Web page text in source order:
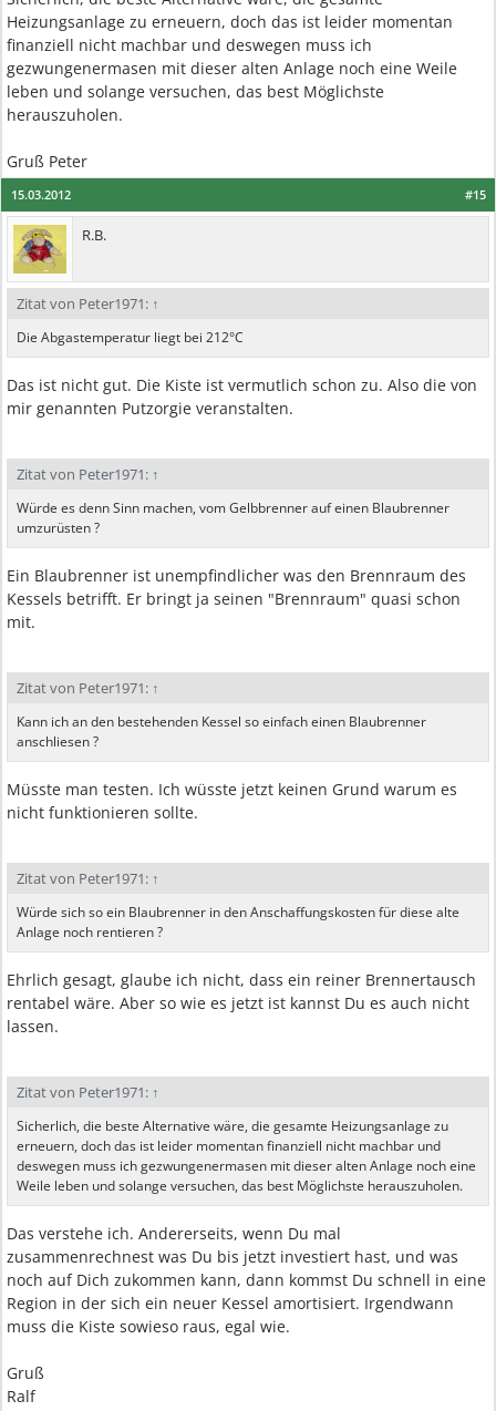
Heizungsanlage zu erneuern, doch das ist leider momentan
finanziell nicht machbar und deswegen muss ich
gezwungenermasen mit dieser alten Anlage noch eine Weile
leben und solange versuchen, das best Möglichste
herauszuholen.
Gruß Peter
#15
15.03.2012
R.B.
Zitat von Peter1971: ↑
Die Abgastemperatur liegt bei 212°C
Das ist nicht gut. Die Kiste ist vermutlich schon zu. Also die von
mir genannten Putzorgie veranstalten.
Zitat von Peter1971: ↑
Würde es denn Sinn machen, vom Gelbbrenner auf einen Blaubrenner
umzurüsten ?
Ein Blaubrenner ist unempfindlicher was den Brennraum des
Kessels betrifft. Er bringt ja seinen "Brennraum" quasi schon
mit.
Zitat von Peter1971: ↑
Kann ich an den bestehenden Kessel so einfach einen Blaubrenner
anschliesen ?
Müsste man testen. Ich wüsste jetzt keinen Grund warum es
nicht funktionieren sollte.
Zitat von Peter1971: ↑
Würde sich so ein Blaubrenner in den Anschaffungskosten für diese alte
Anlage noch rentieren ?
Ehrlich gesagt, glaube ich nicht, dass ein reiner Brennertausch
rentabel wäre. Aber so wie es jetzt ist kannst Du es auch nicht
lassen.
Zitat von Peter1971: ↑
Sicherlich, die beste Alternative wäre, die gesamte Heizungsanlage zu
erneuern, doch das ist leider momentan finanziell nicht machbar und
deswegen muss ich gezwungenermasen mit dieser alten Anlage noch eine
Weile leben und solange versuchen, das best Möglichste herauszuholen.
Das verstehe ich. Andererseits, wenn Du mal
zusammenrechnest was Du bis jetzt investiert hast, und was
noch auf Dich zukommen kann, dann kommst Du schnell in eine
Region in der sich ein neuer Kessel amortisiert. Irgendwann
muss die Kiste sowieso raus, egal wie.
Gruß
Ralf